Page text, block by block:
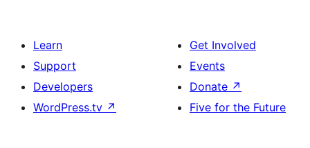
Learn
Support
Developers
WordPress.tv ↗
Get Involved
Events
Donate ↗
Five for the Future